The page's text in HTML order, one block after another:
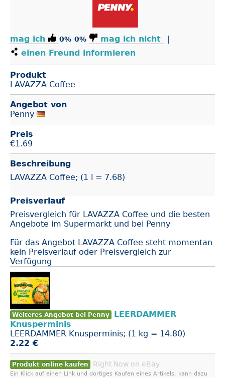
mag ich 0% 0% mag ich nicht
einen Freund informieren
Produkt
LAVAZZA Coffee
Angebot von
Penny
Preis
€1.69
Beschreibung
LAVAZZA Coffee; (1 l = 7.68)
Preisverlauf
Preisvergleich für LAVAZZA Coffee und die besten
Angebote im Supermarkt und bei Penny
Für das Angebot LAVAZZA Coffee steht momentan
kein Preisverlauf oder Preisvergleich zur
Verfügung
Weiteres Angebot bei Penny
LEERDAMMER
Knusperminis
LEERDAMMER Knusperminis; (1 kg = 14.80)
2.22 €
Produkt online kaufen Right Now on eBay
Ein Klick auf einen Link und dortiges Kaufen eines Artikels, kann dazu